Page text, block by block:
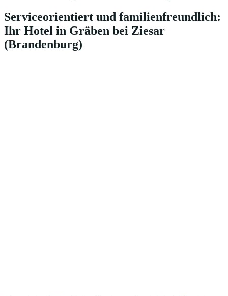
Serviceorientiert und familienfreundlich:
Ihr Hotel in Gräben bei Ziesar
(Brandenburg)